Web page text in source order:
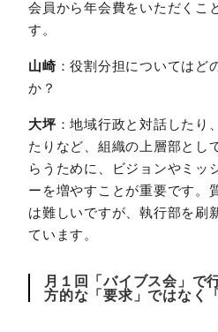
会員から年会費をいただくこ
す。
山崎：役割分担についてはど
か？
大坪 ：地域行政と対話したり
たりなど、組織の上層部とし
らうために、ビジョンやミッ
ーを増やすことが重要です。
は難しいですが、執行部を刷
ています。
月１回「バイブス会」で
方的な「要求」ではなく